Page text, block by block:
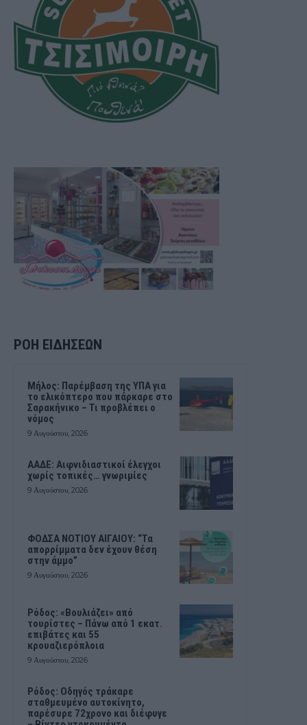
ΡΟΗ ΕΙΔΗΣΕΩΝ
Μήλος: Παρέμβαση της ΥΠΑ για
το ελικόπτερο που πάρκαρε στο
Σαρακήνικο – Τι προβλέπει ο
νόμος
9 Αυγούστου, 2026
ΑΑΔΕ: Αιφνιδιαστικοί έλεγχοι
χωρίς τοπικές… γνωριμίες
9 Αυγούστου, 2026
ΦΟΔΣΑ ΝΟΤΙΟΥ ΑΙΓΑΙΟΥ: “Τα
απορρίμματα δεν έχουν θέση
στην άμμο”
9 Αυγούστου, 2026
Ρόδος: «Βουλιάζει» από
τουρίστες – Πάνω από 1 εκατ.
επιβάτες και 55
κρουαζιερόπλοια
9 Αυγούστου, 2026
Ρόδος: Οδηγός τράκαρε
σταθμευμένο αυτοκίνητο,
παρέσυρε 72χρονο και διέφυγε